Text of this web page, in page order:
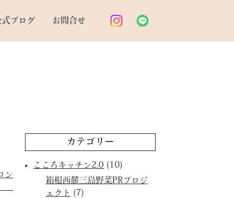
式ブログ お問合せ
ン
カテゴリー
こころキッチン2.0 (10)
箱根西麓三島野菜PRプロジ
ェクト (7)